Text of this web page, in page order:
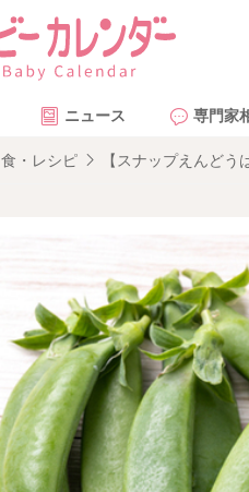
ニュース 専門家
食・レシピ 【スナップえんど